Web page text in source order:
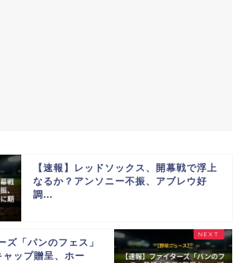
【速報】レッドソックス、開幕戦で浮上
なるか？アンソニー不振、アブレウ好
調...
ズ「パンのフェス」
ップ贈呈、ホー